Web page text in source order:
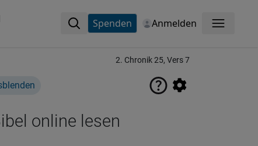
Spenden Anmelden Menü
2. Chronik 25, Vers 7
online lesen